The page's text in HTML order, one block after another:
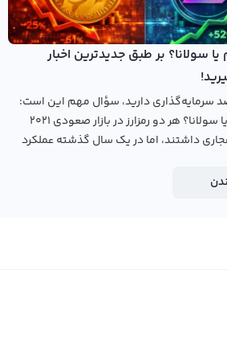
پنل معامله حرفه‌ای می‌توانید با دیگر
کنید. انتخاب دقیق و به موقع زمان و قیمت
تضمین کند.
سولانا؟ بر طبق جدیدترین اخبار
سرمایه‌گذاری دارید، سؤال مهم این است:
دوج بخریم یا سولانا؟ هر دو رمزارز در بازار صعودی ۲۰۲۱
داشتند، اما در یک سال گذشته عملکرد